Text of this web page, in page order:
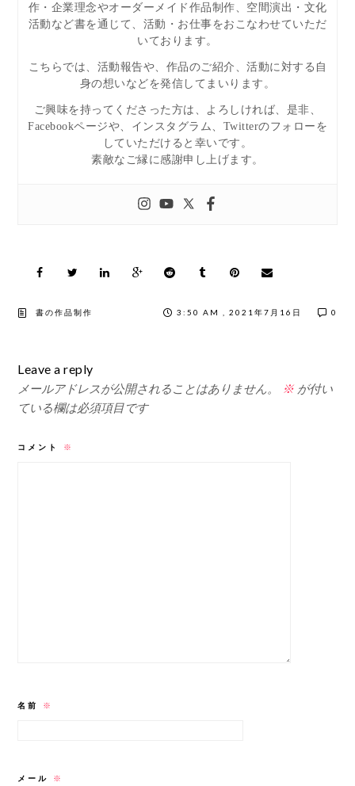
作・企業理念やオーダーメイド作品制作、空間演出・文化
活動など書を通じて、活動・お仕事をおこなわせていただ
いております。
こちらでは、活動報告や、作品のご紹介、活動に対する自
身の想いなどを発信してまいります。
ご興味を持ってくださった方は、よろしければ、是非、
Facebookページや、インスタグラム、Twitterのフォローを
していただけると幸いです。
素敵なご縁に感謝申し上げます。
書の作品制作 3:50 AM , 2021年7月16日 0
Leave a reply
メールアドレスが公開されることはありません。 ※が付い
ている欄は必須項目です
コメント ※
名前 ※
メール ※